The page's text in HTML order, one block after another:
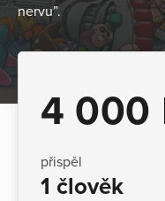
nervu”.
4 000
přispěl
1 člověk